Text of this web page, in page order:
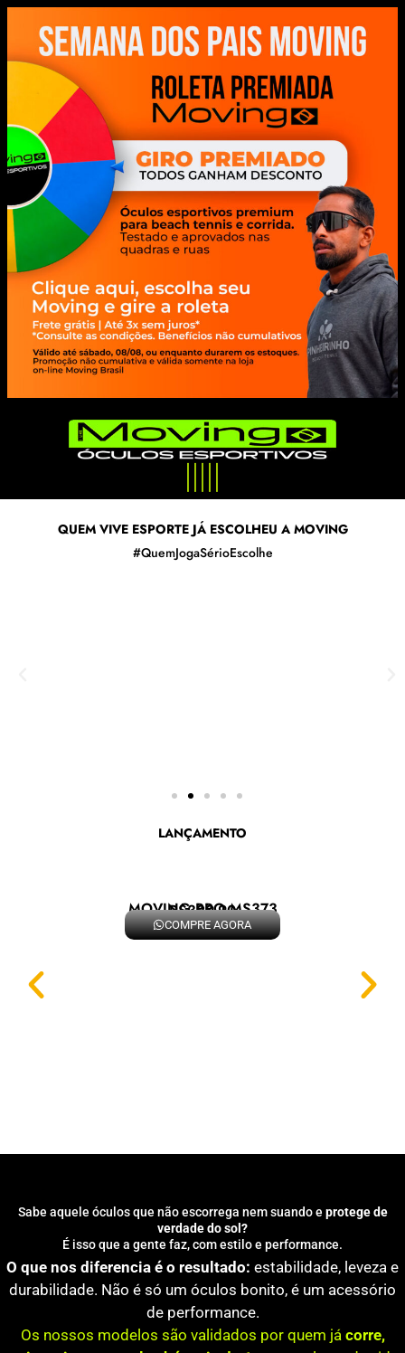
|||||
QUEM VIVE ESPORTE JÁ ESCOLHEU A MOVING
#QuemJogaSérioEscolhe
LANÇAMENTO
MOVING PRO MS373
R$329,90
COMPRE AGORA
Sabe aquele óculos que não escorrega nem suando e protege de
verdade do sol?
É isso que a gente faz, com estilo e performance.
O que nos diferencia é o resultado: estabilidade, leveza e
durabilidade. Não é só um óculos bonito, é um acessório
de performance.
Os nossos modelos são validados por quem já corre,